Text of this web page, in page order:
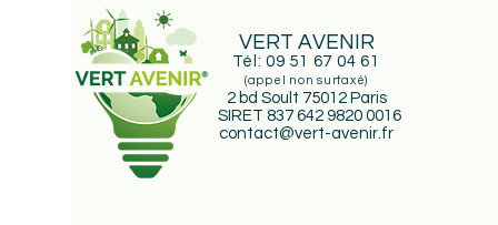
Énergétique Réussie 🚀
VERT AVENIR
Tél:09 51 67 04 61
(appel non surtaxé)
2 bd Soult 75012 Paris
SIRET 837 642 9820 0016
contact@vert-avenir.fr